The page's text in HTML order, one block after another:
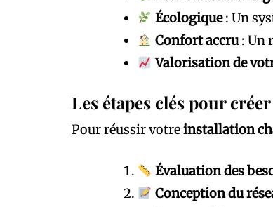
Écologique: Un
Confort accru: Un
Valorisation de
Les étapes clés pour
Pour réussir votreinstallation
Évaluation des
Conception du